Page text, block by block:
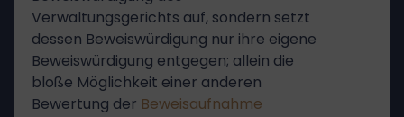
Verwaltungsgerichts auf, sondern setzt
dessen Beweiswürdigung nur ihre eigene
Beweiswürdigung entgegen; allein die
bloße Möglichkeit einer anderen
Bewertung der Beweisaufnahme